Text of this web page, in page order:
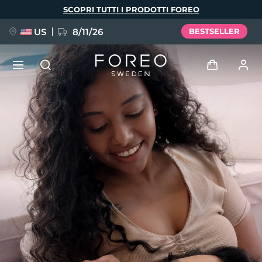
SCOPRI TUTTI I PRODOTTI FOREO
US 8/11/26 BESTSELLER
Profilo utente
I miei dispositivi
I miei ordini
I miei indirizzi
I miei abbonamenti
NUOVO
FAQ™ Pure Beauty-Tech Elixir
BREAKING NEWS
issa™ Teeth Whitening Set
Lingua
English Deutsch
Español
Français
Italiano
Português
Polski
Svenska
Русский
Türkçe
简体中文 繁體中文